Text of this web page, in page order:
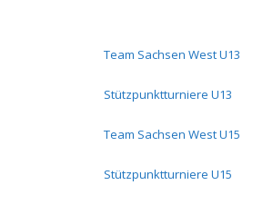
Team Sachsen West U13
Stützpunktturniere U13
Team Sachsen West U15
Stützpunktturniere U15